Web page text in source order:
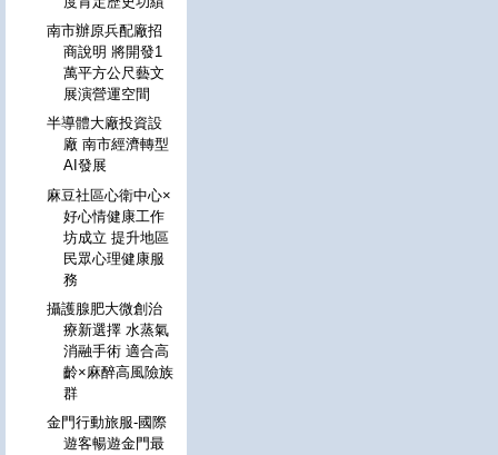
南市辦原兵配廠招
商說明 將開發1
萬平方公尺藝文
展演營運空間
半導體大廠投資設
廠 南市經濟轉型
AI發展
麻豆社區心衛中心×
好心情健康工作
坊成立 提升地區
民眾心理健康服
務
攝護腺肥大微創治
療新選擇 水蒸氣
消融手術 適合高
齡×麻醉高風險族
群
金門行動旅服-國際
遊客暢遊金門最